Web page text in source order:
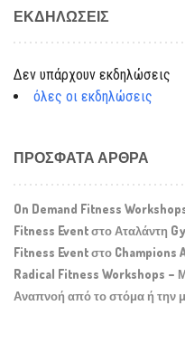
ΕΚΔΗΛΏΣΕΙΣ
Δεν υπάρχουν εκδηλώσεις
όλες οι εκδηλώσεις
ΠΡΌΣΦΑΤΑ ΆΡΘΡΑ
On Demand Fitness
Fitness Event στο Αταλάντη
Fitness Event στο Champions
Radical Fitness Workshops –
Αναπνοή από το στόμα ή την